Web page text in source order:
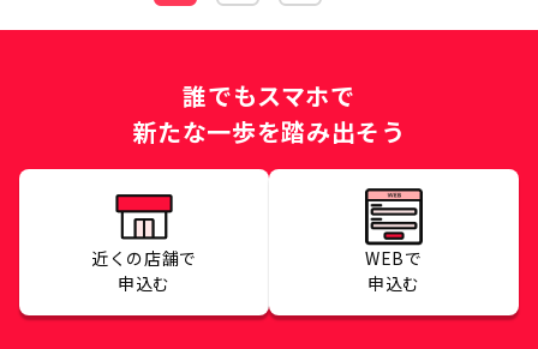
誰でもスマホで
新たな一歩を踏み出そう
近くの店舗で
申込む
WEBで
申込む